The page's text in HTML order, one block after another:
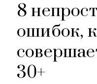
8
ошибок,
30+